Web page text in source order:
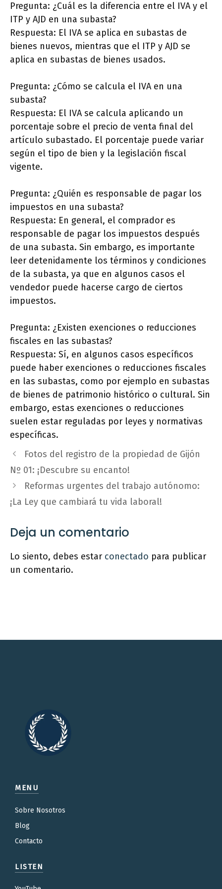
Pregunta: ¿Cuál es la diferencia entre el IVA y el
ITP y AJD en una subasta?
Respuesta: El IVA se aplica en subastas de
bienes nuevos, mientras que el ITP y AJD se
aplica en subastas de bienes usados.
Pregunta: ¿Cómo se calcula el IVA en una
subasta?
Respuesta: El IVA se calcula aplicando un
porcentaje sobre el precio de venta final del
artículo subastado. El porcentaje puede variar
según el tipo de bien y la legislación fiscal
vigente.
Pregunta: ¿Quién es responsable de pagar los
impuestos en una subasta?
Respuesta: En general, el comprador es
responsable de pagar los impuestos después
de una subasta. Sin embargo, es importante
leer detenidamente los términos y condiciones
de la subasta, ya que en algunos casos el
vendedor puede hacerse cargo de ciertos
impuestos.
Pregunta: ¿Existen exenciones o reducciones
fiscales en las subastas?
Respuesta: Sí, en algunos casos específicos
puede haber exenciones o reducciones fiscales
en las subastas, como por ejemplo en subastas
de bienes de patrimonio histórico o cultural. Sin
embargo, estas exenciones o reducciones
suelen estar reguladas por leyes y normativas
específicas.
Fotos del registro de la propiedad de Gijón
Nº 01: ¡Descubre su encanto!
Reformas urgentes del trabajo autónomo:
¡La Ley que cambiará tu vida laboral!
Deja un comentario
Lo siento, debes estar conectado para publicar
un comentario.
MENU
Sobre Nosotros
Blog
Contacto
LISTEN